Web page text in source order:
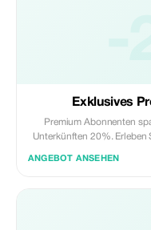
Exklusives
Premium Abonnenten
Unterkünften 20%. Erleben
ANGEBOT ANSEHEN